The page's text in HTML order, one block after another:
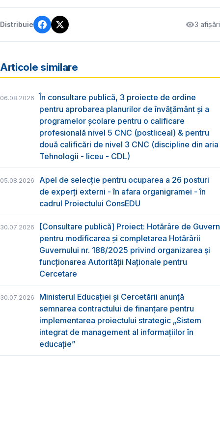
Distribuie 3 afișări
Articole similare
06.08.2026
În consultare publică, 3 proiecte de ordine
pentru aprobarea planurilor de învățământ și a
programelor școlare pentru o calificare
profesională nivel 5 CNC (postliceal) & pentru
două calificări de nivel 3 CNC (discipline din aria
Tehnologii - liceu - CDL)
05.08.2026
Apel de selecție pentru ocuparea a 26 posturi
de experți externi - în afara organigramei - în
cadrul Proiectului ConsEDU
30.07.2026
[Consultare publică] Proiect: Hotărâre de Guvern
pentru modificarea și completarea Hotărârii
Guvernului nr. 188/2025 privind organizarea şi
funcţionarea Autorităţii Naţionale pentru
Cercetare
30.07.2026
Ministerul Educației și Cercetării anunță
semnarea contractului de finanțare pentru
implementarea proiectului strategic „Sistem
integrat de management al informațiilor în
educație”